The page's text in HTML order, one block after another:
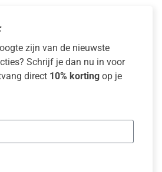
zijn van de nieuwste
Schrijf je dan nu in voor
direct 10% kortingop je